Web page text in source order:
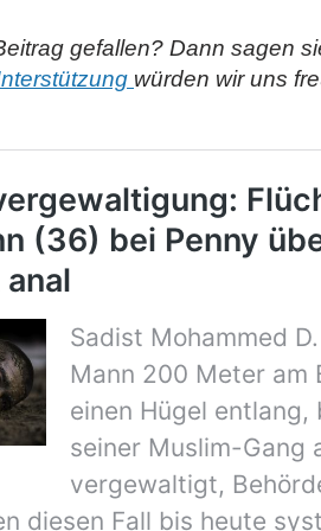
gefallen? Dann sagen
würden wir uns